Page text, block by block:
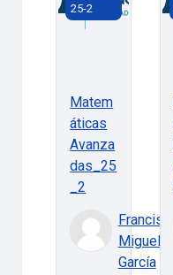
25-2
Matem
áticas
Avanza
das_25
_2
Francisco
Miguel
García